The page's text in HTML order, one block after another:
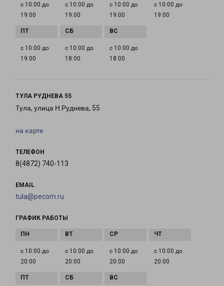
с 10:00 до
19:00
с 10:00 до
19:00
с 10:00 до
19:00
с 10:00 до
19:00
с 10:00 до
19:00
с 10:00 до
18:00
с 10:00 до
18:00
ТУЛА РУДНЕВА 55
Тула, улица Н.Руднева, 55
на карте
ТЕЛЕФОН
8(4872) 740-113
EMAIL
tula@pecom.ru
ГРАФИК РАБОТЫ
с 10:00 до
20:00
с 10:00 до
20:00
с 10:00 до
20:00
с 10:00 до
20:00